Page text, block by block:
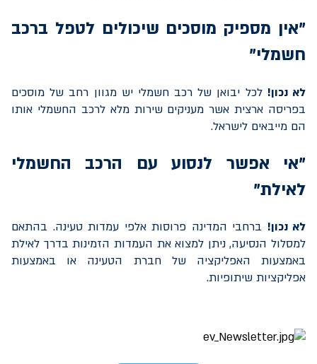
"אין מספיק מוסכים שיכולים לטפל ברכב
חשמלי"
לא נכון! לכל יבואן של רכב חשמלי יש מגוון רחב של מוסכים
בפריסה ארצית אשר מעניקים שירות מלא לרכב החשמלי אותו
הם מייבאים לישראל.
"אי אפשר לנסוע עם הרכב החשמלי
לאילת"
לא נכון! ברחבי המדינה פרוסות אלפי עמדות טעינה. בהתאם
למסלול הנסיעה, ניתן למצוא את העמדות הזמינות בדרך לאילת
באמצעות האפליקציה של חברת הטעינה או באמצעות
אפליקציות שיתופיות.